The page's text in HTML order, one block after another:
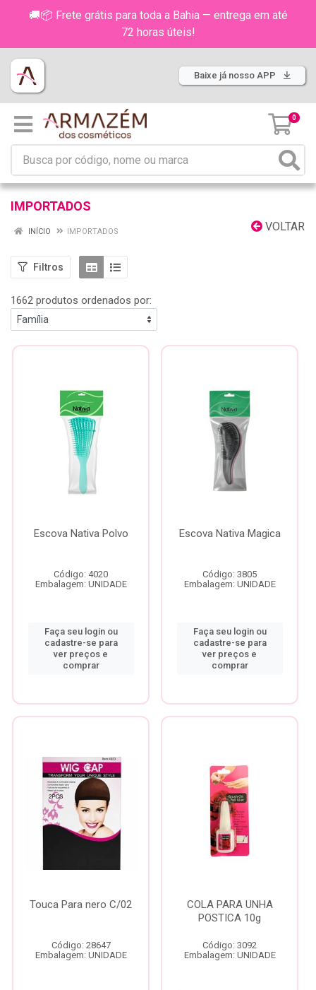
🚚📦 Frete grátis para toda a Bahia — entrega em até
72 horas úteis!
Baixe já nosso APP
0
IMPORTADOS
VOLTAR
INÍCIO IMPORTADOS
Filtros
1662 produtos ordenados por:
Escova Nativa Polvo
Código: 4020
Embalagem: UNIDADE
Faça seu login ou
cadastre-se para
ver preços e
comprar
Escova Nativa Magica
Código: 3805
Embalagem: UNIDADE
Faça seu login ou
cadastre-se para
ver preços e
comprar
Touca Para nero C/02
Código: 28647
Embalagem: UNIDADE
COLA PARA UNHA
POSTICA 10g
Código: 3092
Embalagem: UNIDADE